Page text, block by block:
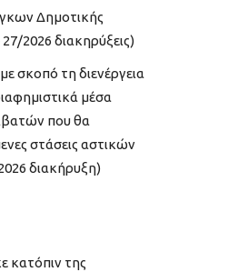
Δημοτικής
2026 διακηρύξεις)
σκοπό τη διενέργεια
μέσα
που θα
στάσεις αστικών
διακήρυξη)
κατόπιν της